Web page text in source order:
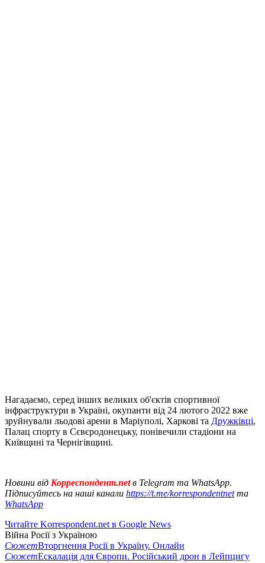
Нагадаємо, серед інших великих об'єктів спортивної
інфраструктури в Україні, окупанти від 24 лютого 2022 вже
зруйнували льодові арени в Маріуполі, Харкові та Дружківці,
Палац спорту в Сєвєродонецьку, понівечили стадіони на
Київщині та Чернігівщині.
Новини від Корреспондент.netв Telegram та WhatsApp.
Підписуйтесь на наші канали https://t.me/korrespondentnetта
WhatsApp
Читайте Korrespondent.net в Google News
Війна Росії з Україною
СюжетВторгнення Росії в Україну. Онлайн
СюжетЕскалація для Європи. Російський дрон в Лейпцигу